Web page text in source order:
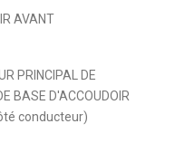
AVANT
PRINCIPAL DE
BASE D'ACCOUDOIR
conducteur)